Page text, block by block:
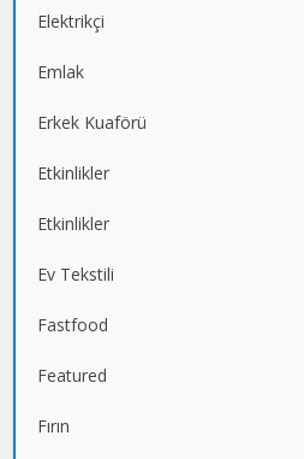
Elektrikçi
Emlak
Erkek Kuaförü
Etkinlikler
Etkinlikler
Ev Tekstili
Fastfood
Featured
Fırın